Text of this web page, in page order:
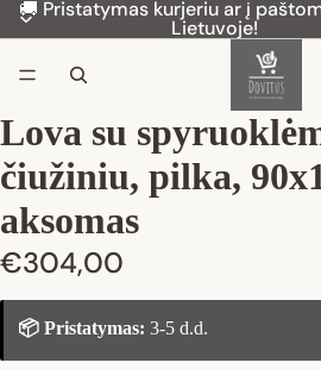
🚚 Pristatymas kurjeriu ar į
Lietuvoje!
Lova su
čiužiniu, pilka,
aksomas
€304,00
📦 Pristatymas: 3-5 d.d.